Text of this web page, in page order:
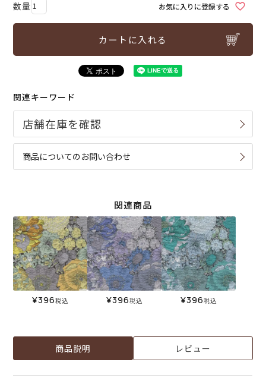
お気に入りに登録する
カートに入れる
関連キーワード
商品についてのお問い合わせ
関連商品
¥396税込 ¥396税込 ¥396税込
商品説明 レビュー